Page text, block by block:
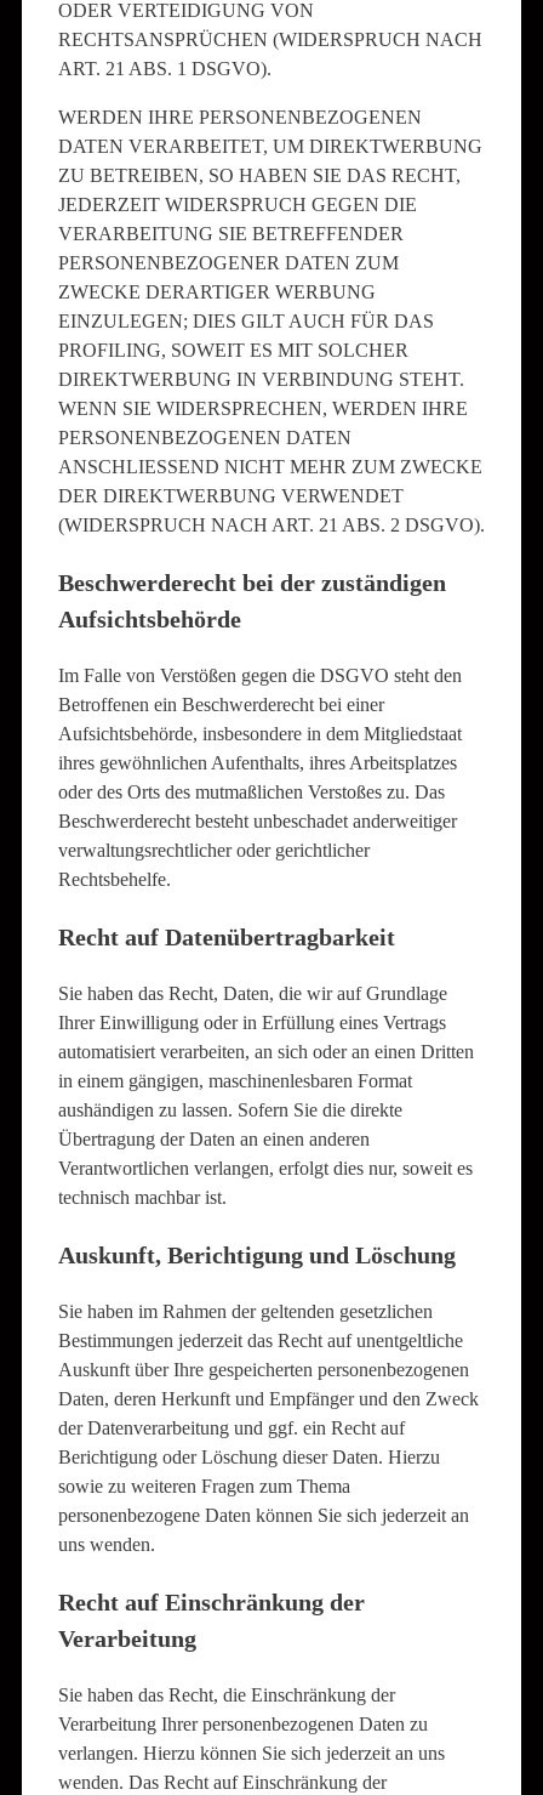
ODER VERTEIDIGUNG VON
RECHTSANSPRÜCHEN (WIDERSPRUCH NACH
ART. 21 ABS. 1 DSGVO).
WERDEN IHRE PERSONENBEZOGENEN
DATEN VERARBEITET, UM DIREKTWERBUNG
ZU BETREIBEN, SO HABEN SIE DAS RECHT,
JEDERZEIT WIDERSPRUCH GEGEN DIE
VERARBEITUNG SIE BETREFFENDER
PERSONENBEZOGENER DATEN ZUM
ZWECKE DERARTIGER WERBUNG
EINZULEGEN; DIES GILT AUCH FÜR DAS
PROFILING, SOWEIT ES MIT SOLCHER
DIREKTWERBUNG IN VERBINDUNG STEHT.
WENN SIE WIDERSPRECHEN, WERDEN IHRE
PERSONENBEZOGENEN DATEN
ANSCHLIESSEND NICHT MEHR ZUM ZWECKE
DER DIREKTWERBUNG VERWENDET
(WIDERSPRUCH NACH ART. 21 ABS. 2 DSGVO).
Beschwerde­recht bei der zuständigen
Aufsichts­behörde
Im Falle von Verstößen gegen die DSGVO steht den
Betroffenen ein Beschwerderecht bei einer
Aufsichtsbehörde, insbesondere in dem Mitgliedstaat
ihres gewöhnlichen Aufenthalts, ihres Arbeitsplatzes
oder des Orts des mutmaßlichen Verstoßes zu. Das
Beschwerderecht besteht unbeschadet anderweitiger
verwaltungsrechtlicher oder gerichtlicher
Rechtsbehelfe.
Recht auf Daten­übertrag­barkeit
Sie haben das Recht, Daten, die wir auf Grundlage
Ihrer Einwilligung oder in Erfüllung eines Vertrags
automatisiert verarbeiten, an sich oder an einen Dritten
in einem gängigen, maschinenlesbaren Format
aushändigen zu lassen. Sofern Sie die direkte
Übertragung der Daten an einen anderen
Verantwortlichen verlangen, erfolgt dies nur, soweit es
technisch machbar ist.
Auskunft, Berichtigung und Löschung
Sie haben im Rahmen der geltenden gesetzlichen
Bestimmungen jederzeit das Recht auf unentgeltliche
Auskunft über Ihre gespeicherten personenbezogenen
Daten, deren Herkunft und Empfänger und den Zweck
der Datenverarbeitung und ggf. ein Recht auf
Berichtigung oder Löschung dieser Daten. Hierzu
sowie zu weiteren Fragen zum Thema
personenbezogene Daten können Sie sich jederzeit an
uns wenden.
Recht auf Einschränkung der
Verarbeitung
Sie haben das Recht, die Einschränkung der
Verarbeitung Ihrer personenbezogenen Daten zu
verlangen. Hierzu können Sie sich jederzeit an uns
wenden. Das Recht auf Einschränkung der